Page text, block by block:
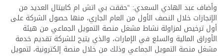
وأضاف عبد الهادي السعدي: “حققت بي اتش ام كابيتال العديد من
الإنجازات خلال النصف الأول من العام الجاري، منها حصول الشركة على
أول ترخيص لمزاولة نشاط مشغل منصة التمويل الجماعي من هيئة
الأوراق المالية والسلع في الإمارات، والذي يتيح للشركة تقديم خدمة
مشغل منصة التمويل الجماعي وذلك من خلال منصة إلكترونية، لتمويل